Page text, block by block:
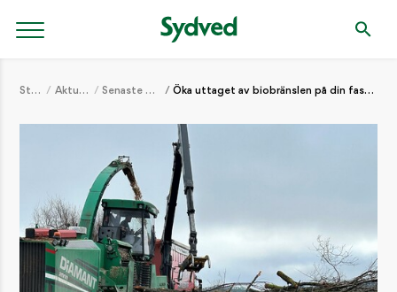
Start Aktuellt Senaste nytt Öka uttaget av biobränslen på din fastighet!